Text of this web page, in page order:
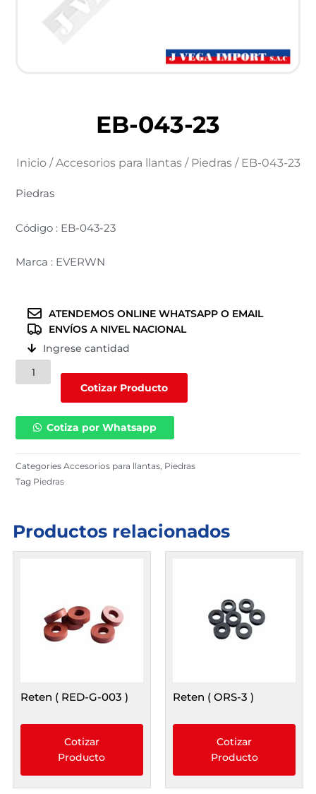
EB-043-23
Inicio/Accesorios para llantas/ Piedras/ EB-043-23
Piedras
Código : EB-043-23
Marca : EVERWN
ATENDEMOS ONLINE WHATSAPP O EMAIL
ENVÍOS A NIVEL NACIONAL
Ingrese cantidad
EB-
043-
Cotizar Producto
Cotiza por Whatsapp
Categories Accesorios para llantas, Piedras
Tag Piedras
Productos relacionados
Reten ( RED-G-003 )
Cotizar
Producto
Reten ( ORS-3 )
Cotizar
Producto